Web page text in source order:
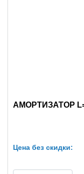
АМОРТИЗАТОР
Цена без скидки: